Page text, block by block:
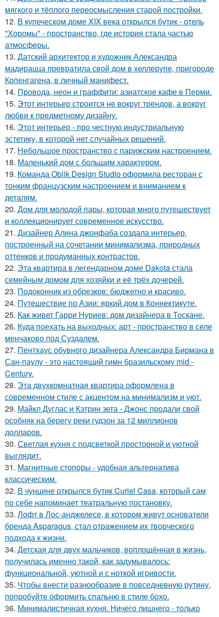
мягкого и тёплого переосмысления старой постройки.
12. В купеческом доме XIX века открылся бутик - отель
"Хоромы" - пространство, где история стала частью
атмосферы.
13. Датский архитектор и художник Александра
мадирацца превратила свой дом в хеллерупе, пригороде
Копенгагена, в личный манифест.
14. Провода, неон и граффити: азиатское кафе в Перми.
15. Этот интерьер строится не вокруг трендов, а вокруг
любви к предметному дизайну.
16. Этот интерьер - про честную индустриальную
эстетику, в которой нет случайных решений.
17. Небольшое пространство с парижским настроением.
18. Маленький дом с большим характером.
19. Команда Oblik Design Studio оформила ресторан с
тонким французским настроением и вниманием к
деталям.
20. Дом для молодой пары, которая много путешествует
и коллекционирует современное искусство.
21. Дизайнер Алина джонфаба создала интерьер,
построенный на сочетании минимализма, природных
оттенков и продуманных контрастов.
22. Эта квартира в легендарном доме Dakota стала
семейным домом для хозяйки и её трёх дочерей.
23. Подоконник из обрезков: бюджетно и красиво.
24. Путешествие по Азии: яркий дом в Коннектикуте.
25. Как живет Гарри Нуриев: дом дизайнера в Тоскане.
26. Куда поехать на выходных: арт - пространство в селе
менчаково под Суздалем.
27. Пентхаус обувного дизайнера Александра Бирмана в
Сан-паулу - это настоящий гимн бразильскому mid -
Century.
28. Эта двухкомнатная квартира оформлена в
современном стиле с акцентом на минимализм и уют.
29. Майкл Дуглас и Кэтрин зета - Джонс продали свой
особняк на берегу реки гудзон за 12 миллионов
долларов.
30. Светлая кухня с подсветкой просторной и уютной
выглядит.
31. Магнитные стопоры - удобная альтернатива
классическим.
32. В чунцине открылся бутик Curiel Casa, который сам
по себе напоминает театральную постановку.
33. Лофт в Лос-анджелесе, в котором живут основатели
бренда Asparagus, стал отражением их творческого
подхода к жизни.
34. Детская для двух мальчиков, воплощённая в жизнь,
получилась именно такой, как задумывалось:
функциональной, уютной и с ноткой игривости.
35. Чтобы внести разнообразие в повседневную рутину,
попробуйте оформить спальню в стиле бохо.
36. Минималистичная кухня. Ничего лишнего - только